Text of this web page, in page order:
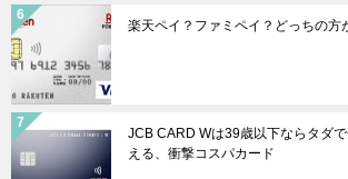
楽天ペイ？ファミペイ？どっちの方
JCB CARD Wは39歳以下ならタダ
える、衝撃コスパカード